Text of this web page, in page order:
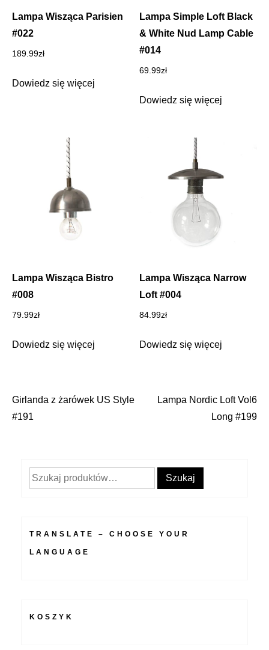
Lampa Wisząca Parisien
#022
189.99zł
Dowiedz się więcej
Lampa Simple Loft Black
& White Nud Lamp Cable
#014
69.99zł
Dowiedz się więcej
Lampa Wisząca Bistro
#008
79.99zł
Dowiedz się więcej
Lampa Wisząca Narrow
Loft #004
84.99zł
Dowiedz się więcej
Nawigacja
Girlanda z żarówek US Style
#191
Lampa Nordic Loft Vol6
Long #199
Szukaj: Szukaj
TRANSLATE – CHOOSE YOUR
LANGUAGE
KOSZYK